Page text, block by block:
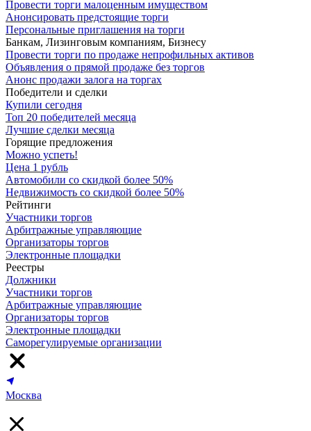
Провести торги малоценным имуществом
Анонсировать предстоящие торги
Персональные приглашения на торги
Банкам, Лизинговым компаниям, Бизнесу
Провести торги по продаже непрофильных активов
Объявления о прямой продаже без торгов
Анонс продажи залога на торгах
Победители и сделки
Купили сегодня
Топ 20 победителей месяца
Лучшие сделки месяца
Горящие предложения
Можно успеть!
Цена 1 рубль
Автомобили со скидкой более 50%
Недвижимость со скидкой более 50%
Рейтинги
Участники торгов
Арбитражные управляющие
Организаторы торгов
Электронные площадки
Реестры
Должники
Участники торгов
Арбитражные управляющие
Организаторы торгов
Электронные площадки
Саморегулируемые организации
Москва